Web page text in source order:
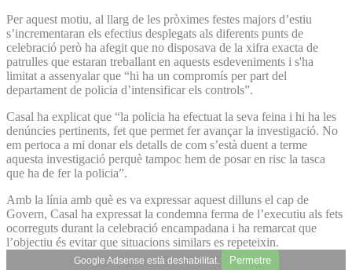
Per aquest motiu, al llarg de les pròximes festes majors d’estiu
s’incrementaran els efectius desplegats als diferents punts de
celebració però ha afegit que no disposava de la xifra exacta de
patrulles que estaran treballant en aquests esdeveniments i s'ha
limitat a assenyalar que “hi ha un compromís per part del
departament de policia d’intensificar els controls”.
Casal ha explicat que “la policia ha efectuat la seva feina i hi ha les
denúncies pertinents, fet que permet fer avançar la investigació. No
em pertoca a mi donar els detalls de com s’està duent a terme
aquesta investigació perquè tampoc hem de posar en risc la tasca
que ha de fer la policia”.
Amb la línia amb què es va expressar aquest dilluns el cap de
Govern, Casal ha expressat la condemna ferma de l’executiu als fets
ocorreguts durant la celebració encampadana i ha remarcat que
l’objectiu és evitar que situacions similars es repeteixin.
Google Adsense està deshabilitat. Permetre